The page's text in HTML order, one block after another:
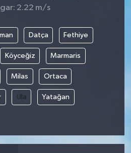
2.22 m/s
Datça Fethiye
Köyceğiz Marmaris
Milas Ortaca
Ula Yatağan